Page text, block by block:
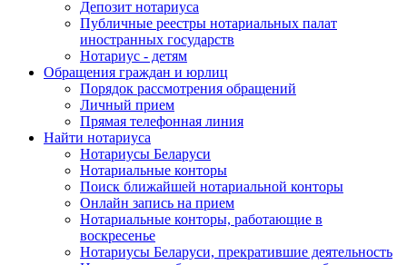
Депозит нотариуса
Публичные реестры нотариальных палат
иностранных государств
Нотариус - детям
Обращения граждан и юрлиц
Порядок рассмотрения обращений
Личный прием
Прямая телефонная линия
Найти нотариуса
Нотариусы Беларуси
Нотариальные конторы
Поиск ближайшей нотариальной конторы
Онлайн запись на прием
Нотариальные конторы, работающие в
воскресенье
Нотариусы Беларуси, прекратившие деятельность